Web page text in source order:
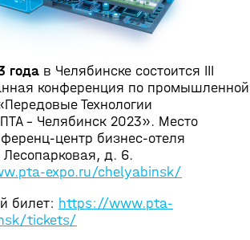
года в Челябинске состоится III
конференция по промышленной
Технологии
– Челябинск 2023». Место
центр бизнес-отеля
д. 6.
expo.ru/chelyabinsk/
билет: https://www.pta-
tickets/